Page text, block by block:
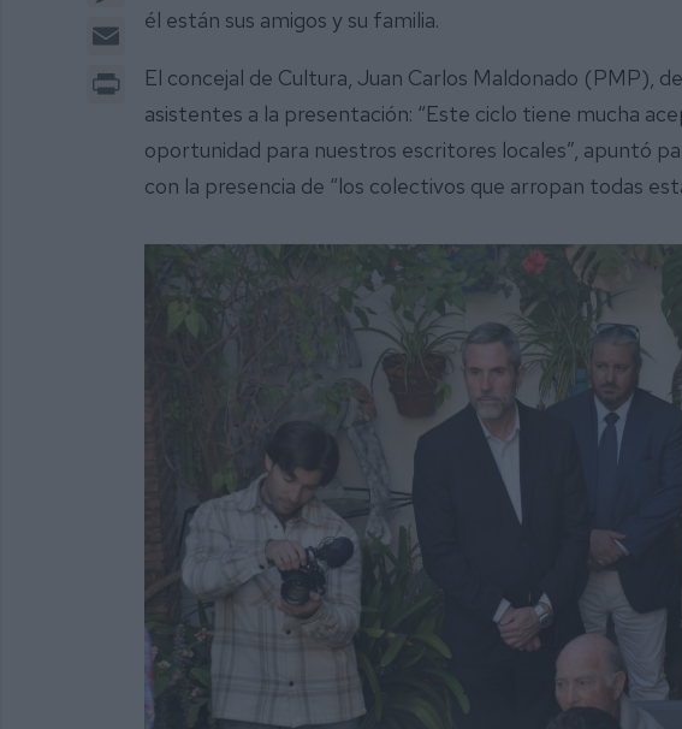
Email
Print
él están sus amigos y su familia.
El concejal de Cultura, Juan Carlos Maldonado (PMP),
asistentes a la presentación: “Este ciclo tiene mucha
oportunidad para nuestros escritores locales”, apuntó
con la presencia de “los colectivos que arropan todas